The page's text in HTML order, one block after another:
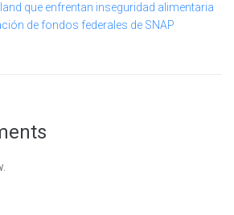
que enfrentan inseguridad alimentaria
de fondos federales de SNAP